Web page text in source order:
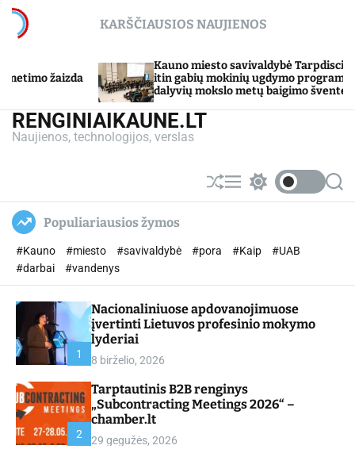
c
n
KARŠČIAUSIOS NAUJIENOS
Kauno miesto savivaldybė Tarpdisciplininio
itin gabių mokinių ugdymo programos
dalyvių mokslo metų baigimo šventė
RENGINIAIKAUNE.LT
Naujienos, technologijos, verslas
S
h
e
M
e w
h
o
r
S
e
Populiariausios žymos
#Kauno #miesto #savivaldybė #pora #Kaip
#UAB
#darbai
#vandenys
1
Nacionaliniuose apdovanojimuose
įvertinti Lietuvos profesinio mokymo
lyderiai
8 birželio, 2026
2
Tarptautinis B2B renginys
„Subcontracting Meetings 2026“ –
chamber.lt
29 gegužės, 2026